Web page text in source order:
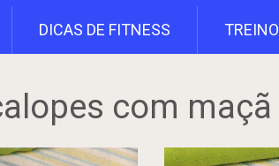
DICAS DE FITNESS TREINO
com maçã